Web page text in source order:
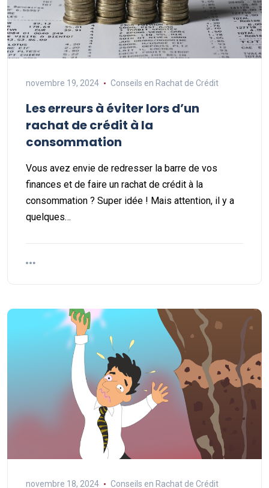
novembre 19, 2024 Conseils en Rachat de Crédit
Les erreurs à éviter lors d’un
rachat de crédit à la
consommation
Vous avez envie de redresser la barre de vos
finances et de faire un rachat de crédit à la
consommation ? Super idée ! Mais attention, il y a
quelques…
novembre 18, 2024 Conseils en Rachat de Crédit